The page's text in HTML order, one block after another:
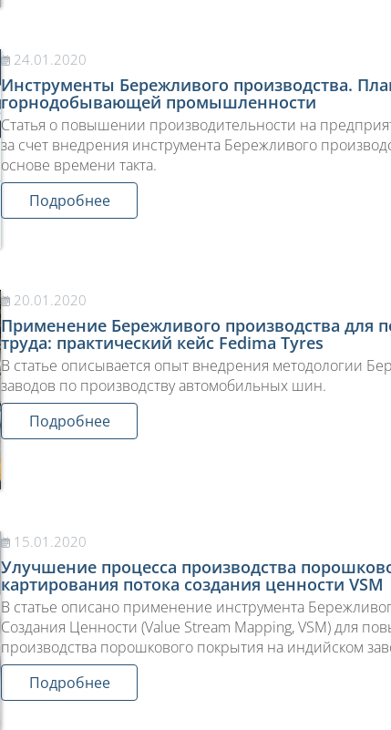
24.01.2020
Инструменты Бережливого производства.
горнодобывающей промышленности
Статья о повышении производительности на
за счет внедрения инструмента Бережливого
основе времени такта.
Подробнее
20.01.2020
Применение Бережливого производства для
труда: практический кейс Fedima Tyres
В статье описывается опыт внедрения методологии
заводов по производству автомобильных шин.
Подробнее
15.01.2020
Улучшение процесса производства
картирования потока создания ценности VSM
В статье описано применение инструмента
Создания Ценности (Value Stream Mapping, VSM) для
производства порошкового покрытия на индийском
Подробнее